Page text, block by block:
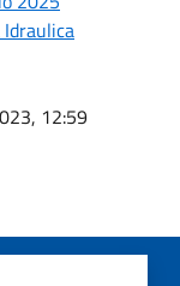
12:59